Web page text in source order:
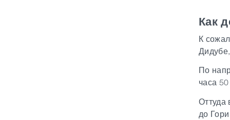
Как
К
По
часа
Оттуда
до